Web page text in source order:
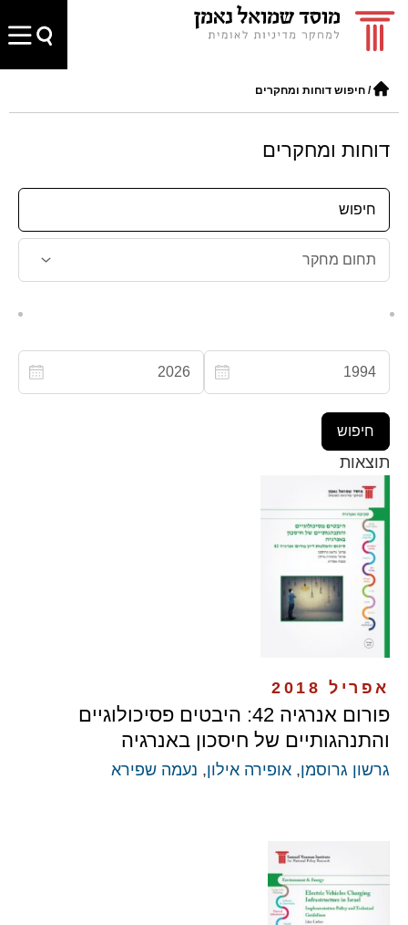
/ חיפוש דוחות ומחקרים
דוחות ומחקרים
תוצאות
אפריל 2018
פורום אנרגיה 42: היבטים פסיכולוגיים
והתנהגותיים של חיסכון באנרגיה
גרשון גרוסמן, אופירה אילון, נעמה שפירא